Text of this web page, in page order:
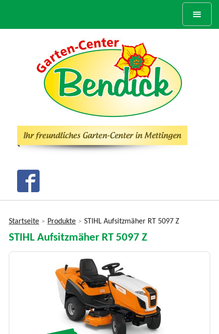
sind
hier
Startseite > Produkte > STIHL Aufsitzmäher RT 5097 Z
STIHL Aufsitzmäher RT 5097 Z